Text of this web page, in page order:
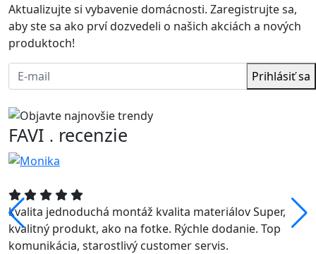
Aktualizujte si vybavenie domácnosti. Zaregistrujte sa,
aby ste sa ako prví dozvedeli o našich akciách a nových
produktoch!
Prihlásiť sa
FAVI . recenzie
kvalita jednoduchá montáž kvalita materiálov Super,
kvalitný produkt, ako na fotke. Rýchle dodanie. Top
komunikácia, starostlivý customer servis.